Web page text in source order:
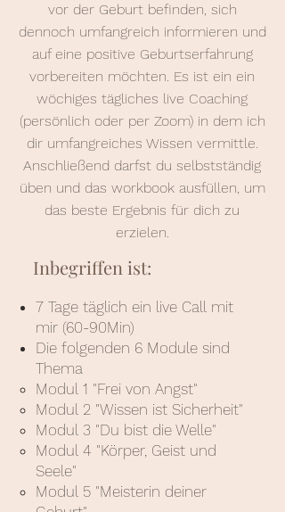
vor der Geburt befinden, sich
dennoch umfangreich informieren und
auf eine positive Geburtserfahrung
vorbereiten möchten. Es ist ein ein
wöchiges tägliches live Coaching
(persönlich oder per Zoom) in dem ich
dir umfangreiches Wissen vermittle.
Anschließend darfst du selbstständig
üben und das workbook ausfüllen, um
das beste Ergebnis für dich zu
erzielen.
Inbegriffen ist:
7 Tage täglich ein live Call mit
mir (60-90Min)
Die folgenden 6 Module sind
Thema
Modul 1 "Frei von Angst"
Modul 2 "Wissen ist Sicherheit"
Modul 3 "Du bist die Welle"
Modul 4 "Körper, Geist und
Seele"
Modul 5 "Meisterin deiner